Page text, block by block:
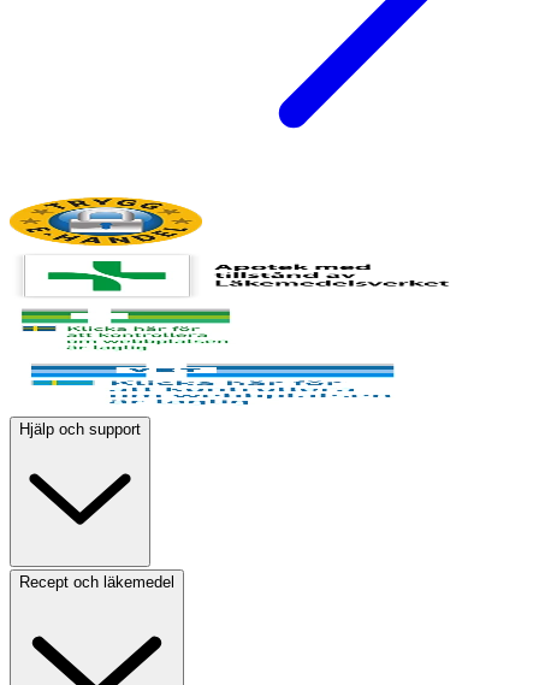
Hjälp och support
Recept och läkemedel